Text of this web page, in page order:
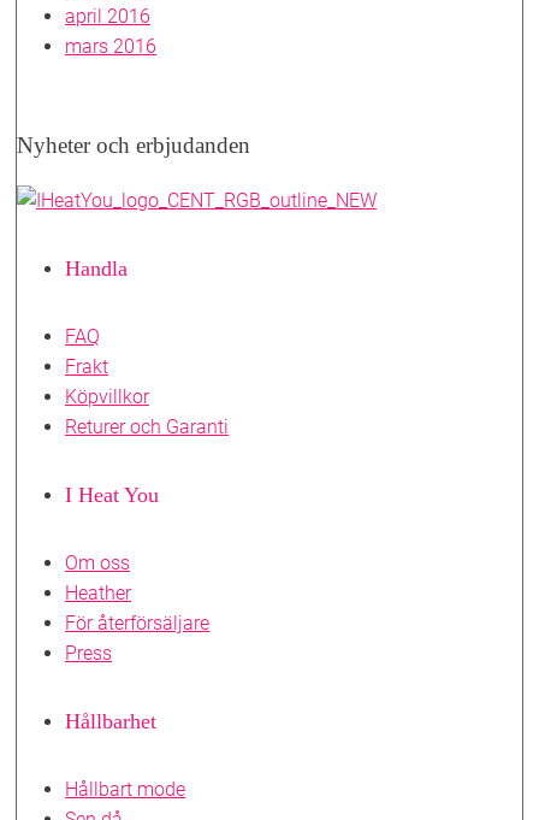
april 2016
mars 2016
Nyheter och erbjudanden
Handla
FAQ
Frakt
Köpvillkor
Returer och Garanti
I Heat You
Om oss
Heather
För återförsäljare
Press
Hållbarhet
Hållbart mode